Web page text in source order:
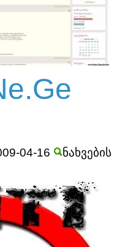
04-16